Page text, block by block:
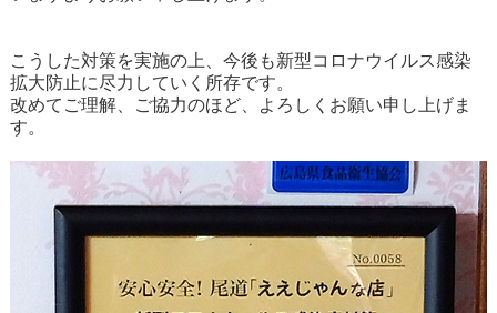
こうした対策を実施の上、今後も新型コロナウイルス感染
拡大防止に尽力していく所存です。
改めてご理解、ご協力のほど、よろしくお願い申し上げま
す。